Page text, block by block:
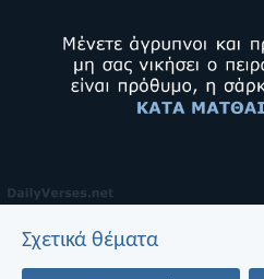
Σχετικά θέματα